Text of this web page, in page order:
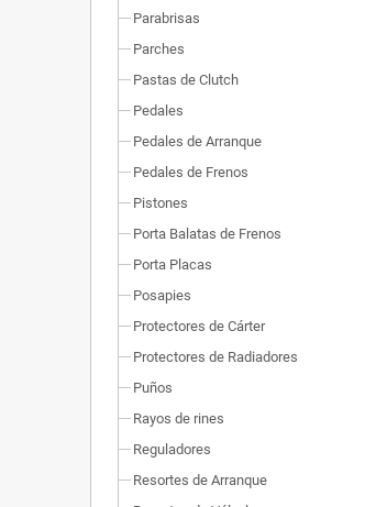
Parabrisas
Parches
Pastas de Clutch
Pedales
Pedales de Arranque
Pedales de Frenos
Pistones
Porta Balatas de Frenos
Porta Placas
Posapies
Protectores de Cárter
Protectores de Radiadores
Puños
Rayos de rines
Reguladores
Resortes de Arranque